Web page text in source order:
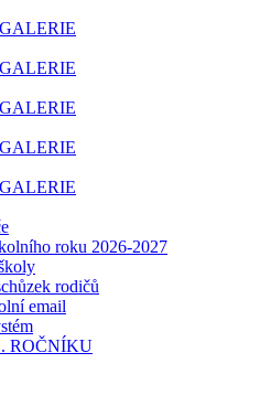
roku 2026-2027
rodičů
email
ROČNÍKU